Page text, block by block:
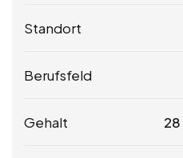
Standort
Berufsfeld
Gehalt 28